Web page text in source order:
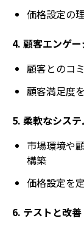
価格設定の
4. 顧客エンゲ
顧客とのコ
顧客満足度
5. 柔軟なシス
市場環境や
構築
価格設定を
6. テストと改善